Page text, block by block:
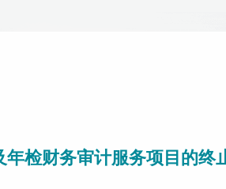
检财务审计服务项目的终